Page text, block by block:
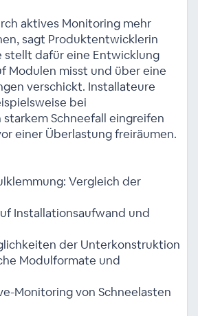
aktives Monitoring mehr
sagt Produktentwicklerin
stellt dafür eine Entwicklung
Modulen misst und über eine
verschickt. Installateure
bei
Schneefall eingreifen
einer Überlastung freiräumen.
Vergleich der
Installationsaufwand und
der Unterkonstruktion
Modulformate und
Monitoring von Schneelasten